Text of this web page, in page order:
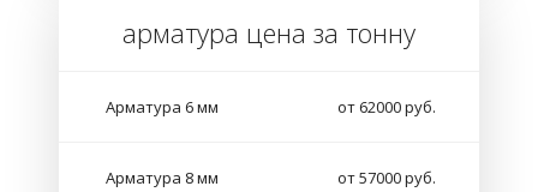
арматура цена за тонну
Арматура 6 мм от 62000 руб.
Арматура 8 мм от 57000 руб.